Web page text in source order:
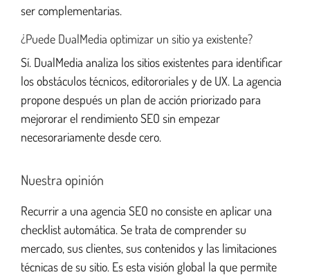
ser complementarias.
¿Puede DualMedia optimizar un sitio ya existente?
Sí. DualMedia analiza los sitios existentes para identificar
los obstáculos técnicos, editororiales y de UX. La agencia
propone después un plan de acción priorizado para
mejororar el rendimiento SEO sin empezar
necesorariamente desde cero.
Nuestra opinión
Recurrir a una agencia SEO no consiste en aplicar una
checklist automática. Se trata de comprender su
mercado, sus clientes, sus contenidos y las limitaciones
técnicas de su sitio. Es esta visión global la que permite